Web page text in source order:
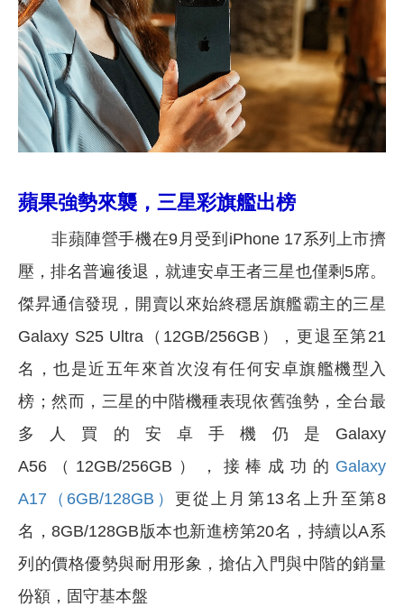
蘋果強勢來襲，三星彩旗艦出榜
非蘋陣營手機在9月受到iPhone 17系列上市擠
壓，排名普遍後退，就連安卓王者三星也僅剩5席。
傑昇通信發現，開賣以來始終穩居旗艦霸主的三星
Galaxy S25 Ultra（12GB/256GB），更退至第21
名，也是近五年來首次沒有任何安卓旗艦機型入
榜；然而，三星的中階機種表現依舊強勢，全台最
多人買的安卓手機仍是Galaxy
A56（12GB/256GB），接棒成功的 Galaxy
A17（6GB/128GB） 更從上月第13名上升至第8
名，8GB/128GB版本也新進榜第20名，持續以A系
列的價格優勢與耐用形象，搶佔入門與中階的銷量
份額，固守基本盤